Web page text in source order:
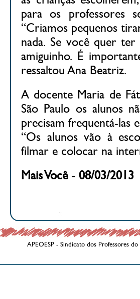
para os professores
“Criamos pequenos
nada. Se você quer
amiguinho. É
ressaltou Ana Beatriz.
A docente Maria de
São Paulo os alunos
precisam frequentá-las
“Os alunos vão à
filmar e colocar na
Mais Você - 08/03/2013
APEOESP - Sindicato dos Professores